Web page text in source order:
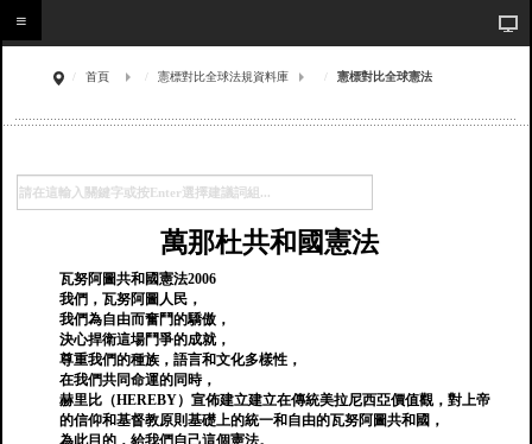
首頁 憲標對比全球法規資料庫 憲標對比全球憲法
萬那杜共和國憲法
瓦努阿圖共和國憲法2006
我們，瓦努阿圖人民，
我們為自由而奮鬥的驕傲，
決心捍衛這場鬥爭的成就，
尊重我們的種族，語言和文化多樣性，
在我們共同命運的同時，
赫里比（HEREBY）宣佈建立建立在傳統美拉尼西亞價值觀，對上帝
的信仰和基督教原則基礎上的統一和自由的瓦努阿圖共和國，
為此目的，給我們自己這個憲法。